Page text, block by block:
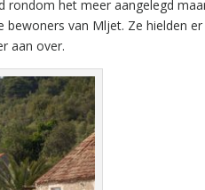
rondom het meer aangelegd
van Mljet. Ze hielden
aan over.